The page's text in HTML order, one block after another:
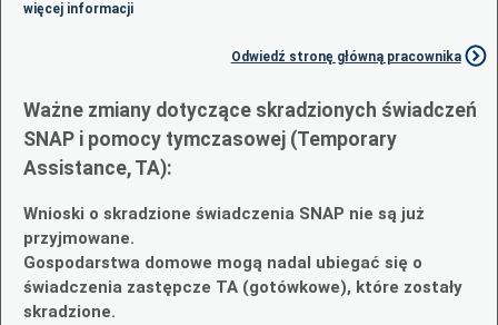
więcej informacji
Odwiedź stronę główną pracownika
Ważne zmiany dotyczące skradzionych świadczeń
SNAP i pomocy tymczasowej (Temporary
Assistance, TA):
Wnioski o skradzione świadczenia SNAP nie są już
przyjmowane.
Gospodarstwa domowe mogą nadal ubiegać się o
świadczenia zastępcze TA (gotówkowe), które zostały
skradzione.